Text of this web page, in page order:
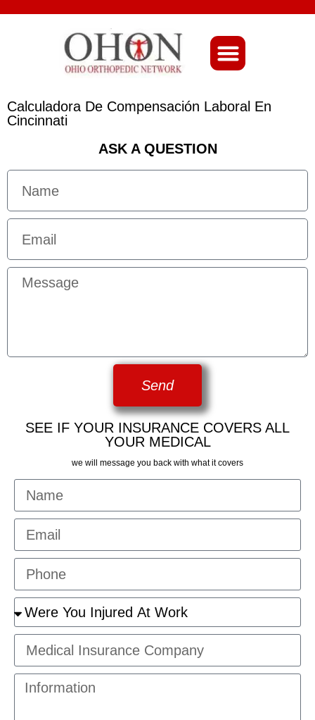
Calculadora De Compensación Laboral En
Cincinnati
ASK A QUESTION
Send
SEE IF YOUR INSURANCE COVERS ALL
YOUR MEDICAL
we will message you back with what it covers